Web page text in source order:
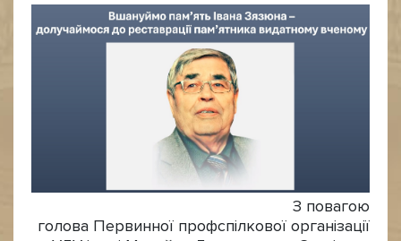
З повагою
голова Первинної профспілкової організації